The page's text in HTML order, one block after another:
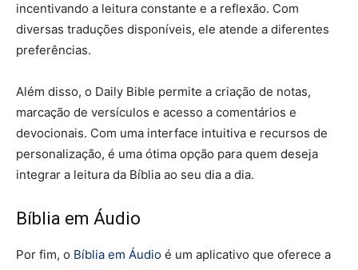
incentivando a leitura constante e a reflexão. Com
diversas traduções disponíveis, ele atende a diferentes
preferências.
Além disso, o Daily Bible permite a criação de notas,
marcação de versículos e acesso a comentários e
devocionais. Com uma interface intuitiva e recursos de
personalização, é uma ótima opção para quem deseja
integrar a leitura da Bíblia ao seu dia a dia.
Bíblia em Áudio
Por fim, o Bíblia em Áudio é um aplicativo que oferece a